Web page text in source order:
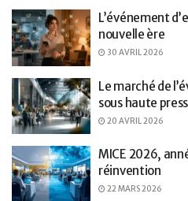
L’événement
nouvelle ère
30 AVRIL 2026
Le marché de
sous haute
20 AVRIL 2026
MICE 2026,
réinvention
22 MARS 2026